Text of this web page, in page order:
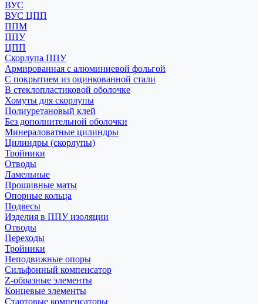
ВУС
ВУС ЦПП
ППМ
ППУ
ЦПП
Скорлупа ППУ
Армированная с алюминиевой фольгой
С покрытием из оцинкованной стали
В стеклопластиковой оболочке
Хомуты для скорлупы
Полиуретановый клей
Без дополнительной оболочки
Минераловатные цилиндры
Цилиндры (скорлупы)
Тройники
Отводы
Ламельные
Прошивные маты
Опорные кольца
Подвесы
Изделия в ППУ изоляции
Отводы
Переходы
Тройники
Неподвижные опоры
Cильфонный компенсатор
Z-образные элементы
Концевые элементы
Стартовые компенсаторы